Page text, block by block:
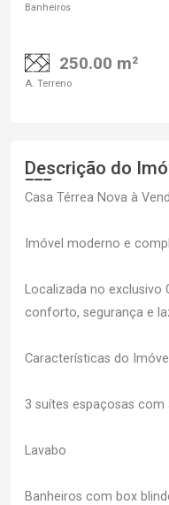
Banheiros
250.00 m²
A. Terreno
Descrição do
Casa Térrea Nova à
Imóvel moderno e
Localizada no exclusivo
conforto, segurança e
Características do
3 suítes espaçosas com
Lavabo
Banheiros com box